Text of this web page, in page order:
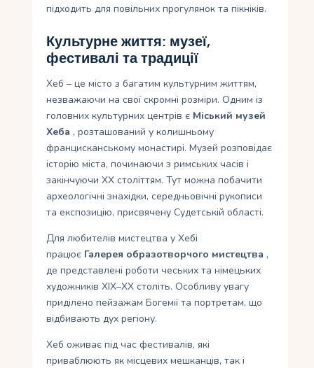
підходить для повільних прогулянок та пікніків.
Культурне життя: музеї,
фестивалі та традиції
Хеб – це місто з багатим культурним життям,
незважаючи на свої скромні розміри. Одним із
головних культурних центрів є Міський музей
Хеба , розташований у колишньому
францисканському монастирі. Музей розповідає
історію міста, починаючи з римських часів і
закінчуючи XX століттям. Тут можна побачити
археологічні знахідки, середньовічні рукописи
та експозицію, присвячену Судетській області.
Для любителів мистецтва у Хебі
працює Галерея образотворчого мистецтва ,
де представлені роботи чеських та німецьких
художників XIX–XX століть. Особливу увагу
приділено пейзажам Богемії та портретам, що
відбивають дух регіону.
Хеб оживає під час фестивалів, які
приваблюють як місцевих мешканців, так і